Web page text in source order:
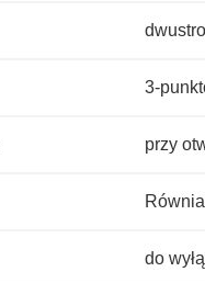
3-
przy
do